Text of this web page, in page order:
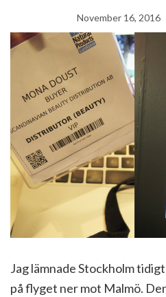
November 16, 2016
Jag lämnade Stockholm
på flyget ner mot Malmö.